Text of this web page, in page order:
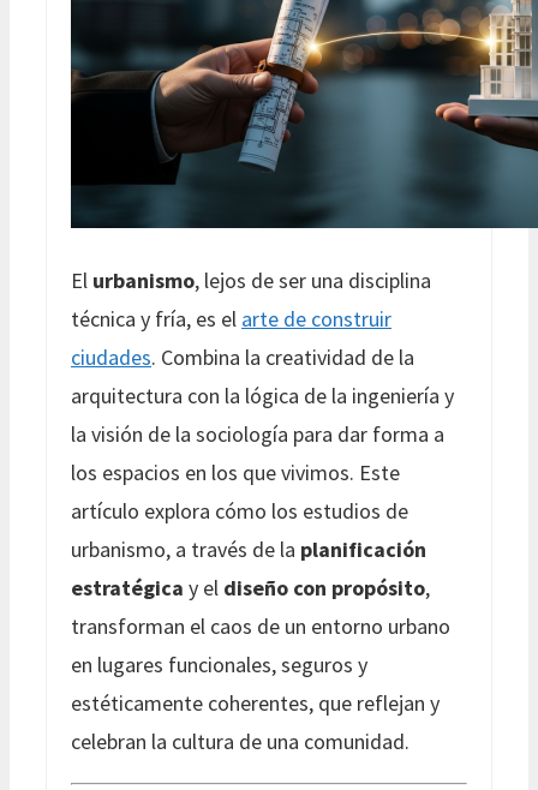
El urbanismo, lejos de ser una disciplina
técnica y fría, es el arte de construir
ciudades. Combina la creatividad de la
arquitectura con la lógica de la ingeniería y
la visión de la sociología para dar forma a
los espacios en los que vivimos. Este
artículo explora cómo los estudios de
urbanismo, a través de la planificación
estratégica y el diseño con propósito,
transforman el caos de un entorno urbano
en lugares funcionales, seguros y
estéticamente coherentes, que reflejan y
celebran la cultura de una comunidad.